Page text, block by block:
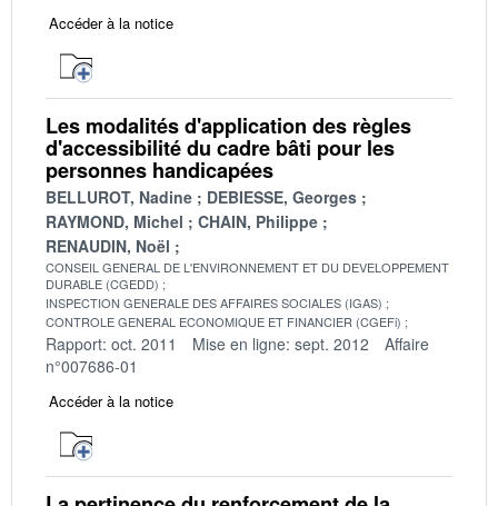
Accéder à la notice
Les modalités d'application des règles
d'accessibilité du cadre bâti pour les
personnes handicapées
BELLUROT, Nadine
DEBIESSE, Georges
RAYMOND, Michel
CHAIN, Philippe
RENAUDIN, Noël
CONSEIL GENERAL DE L'ENVIRONNEMENT ET DU DEVELOPPEMENT
DURABLE (CGEDD)
INSPECTION GENERALE DES AFFAIRES SOCIALES (IGAS)
CONTROLE GENERAL ECONOMIQUE ET FINANCIER (CGEFi)
Rapport: oct. 2011 Mise en ligne: sept. 2012
Affaire
n°007686-01
Accéder à la notice